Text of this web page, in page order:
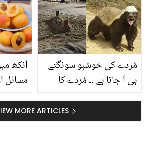
کر آپ
کریں
حیران رہ گئے
آنکھ
مسائل
فائدے
جانے
مُردے کی خوشبو سونگتے
ہی آ جاتا ہے ۔۔ مُردے کا
جس نے مُردوں کو بھی
نہیں چھوڑا
MORE ARTICLES